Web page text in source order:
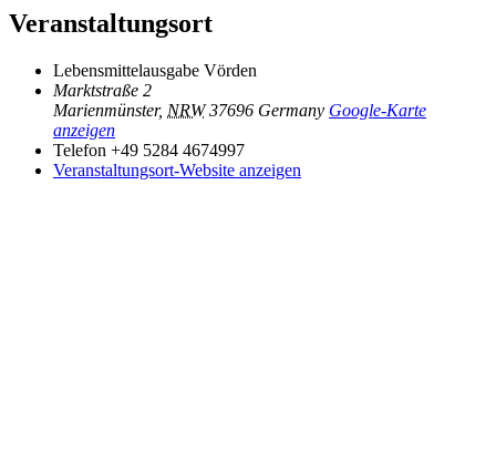
Veranstaltungsort
Lebensmittelausgabe Vörden
Marktstraße 2
Marienmünster, NRW 37696 Germany Google-Karte
anzeigen
Telefon +49 5284 4674997
Veranstaltungsort-Website anzeigen